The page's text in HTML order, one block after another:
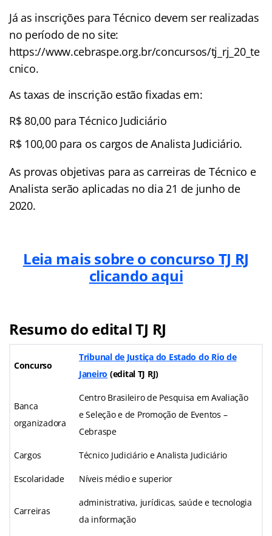
Já as inscrições para Técnico devem ser realizadas
no período de no site:
https://www.cebraspe.org.br/concursos/tj_rj_20_te
cnico.
As taxas de inscrição estão fixadas em:
R$ 80,00 para Técnico Judiciário
R$ 100,00 para os cargos de Analista Judiciário.
As provas objetivas para as carreiras de Técnico e
Analista serão aplicadas no dia 21 de junho de
2020.
Leia mais sobre o concurso TJ RJ
clicando aqui
Resumo do edital TJ RJ
Concurso
Tribunal de Justiça do Estado do Rio de
Janeiro (edital TJ RJ)
Banca
organizadora
Centro Brasileiro de Pesquisa em Avaliação
e Seleção e de Promoção de Eventos –
Cebraspe
Cargos Técnico Judiciário e Analista Judiciário
Escolaridade Níveis médio e superior
Carreiras
administrativa, jurídicas, saúde e tecnologia
da informação